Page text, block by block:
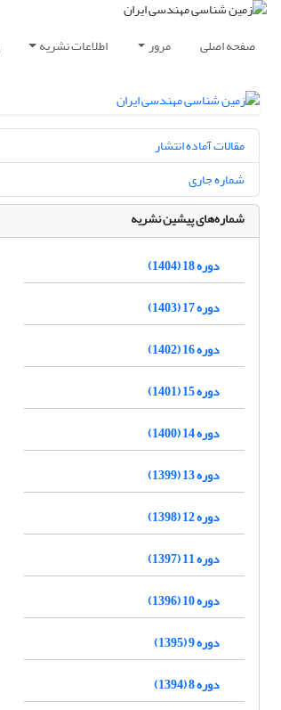
صفحه اصلی مرور اطلاعات نشریه
مقالات آماده انتشار
شماره جاری
شماره‌های پیشین نشریه
دوره 18 (1404)
دوره 17 (1403)
دوره 16 (1402)
دوره 15 (1401)
دوره 14 (1400)
دوره 13 (1399)
دوره 12 (1398)
دوره 11 (1397)
دوره 10 (1396)
دوره 9 (1395)
دوره 8 (1394)